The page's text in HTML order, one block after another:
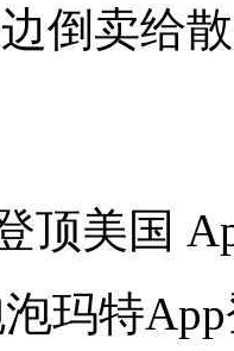
倒卖给
顶美国
玛特